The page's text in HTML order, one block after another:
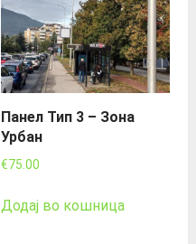
Панел Тип 3 – Зона
Урбан
€75.00
Додај во кошница